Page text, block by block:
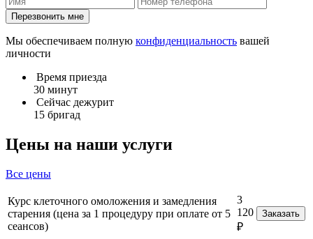
Перезвонить мне
Мы обеспечиваем полную конфиденциальность вашей
личности
Время приезда
30 минут
Сейчас дежурит
15 бригад
Цены на наши услуги
Все цены
Курс клеточного омоложения и замедления
старения (цена за 1 процедуру при оплате от 5
сеансов)
3
120
₽
Заказать